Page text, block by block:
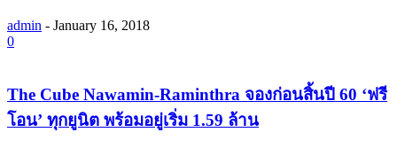
admin - January 16, 2018
0
The Cube Nawamin-Raminthra จองก่อนสิ้นปี 60 ‘ฟรี
โอน’ ทุกยูนิต พร้อมอยู่เริ่ม 1.59 ล้าน